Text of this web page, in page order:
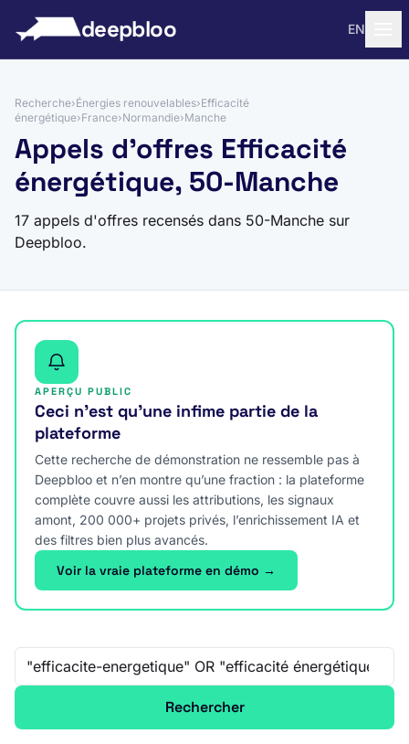
deepbloo EN
Recherche›Énergies renouvelables›Efficacité
énergétique›France›Normandie›Manche
Appels d'offres Efficacité
énergétique, 50-Manche
17 appels d'offres recensés dans 50-Manche sur
Deepbloo.
APERÇU PUBLIC
Ceci n’est qu’une infime partie de la
plateforme
Cette recherche de démonstration ne ressemble pas à
Deepbloo et n’en montre qu’une fraction : la plateforme
complète couvre aussi les attributions, les signaux
amont, 200 000+ projets privés, l’enrichissement IA et
des filtres bien plus avancés.
Voir la vraie plateforme en démo →
Recherche libre
Rechercher